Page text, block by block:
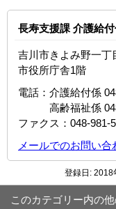
長寿支援課 介護給
吉川市きよみ野一丁
市役所庁舎1階
電話： 介護給付係
高齢福祉係
ファクス：
メールでのお問い合
登録日: 2018
このカテゴリー内の